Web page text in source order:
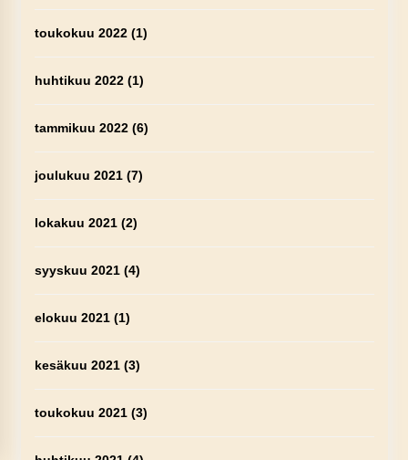
toukokuu 2022(1)
huhtikuu 2022(1)
tammikuu 2022(6)
joulukuu 2021(7)
lokakuu 2021(2)
syyskuu 2021(4)
elokuu 2021(1)
kesäkuu 2021(3)
toukokuu 2021(3)